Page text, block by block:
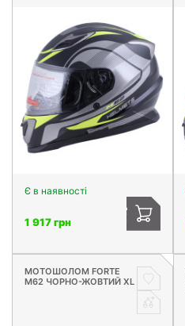
Є в наявності
1 917 грн
МОТОШОЛОМ FORTE
М62 ЧОРНО-ЖОВТИЙ XL